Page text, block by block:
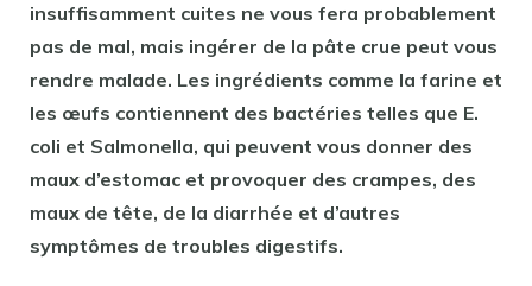
insuffisamment cuites ne vous fera probablement
pas de mal, mais ingérer de la pâte crue peut vous
rendre malade. Les ingrédients comme la farine et
les œufs contiennent des bactéries telles que E.
coli et Salmonella, qui peuvent vous donner des
maux d’estomac et provoquer des crampes, des
maux de tête, de la diarrhée et d’autres
symptômes de troubles digestifs.